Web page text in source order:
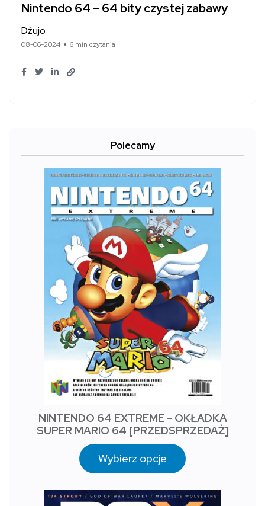
Nintendo 64 – 64 bity czystej zabawy
Dżujo
08-06-2024 6 min czytania
Polecamy
NINTENDO 64 EXTREME - OKŁADKA
SUPER MARIO 64 [PRZEDSPRZEDAŻ]
Wybierz opcje